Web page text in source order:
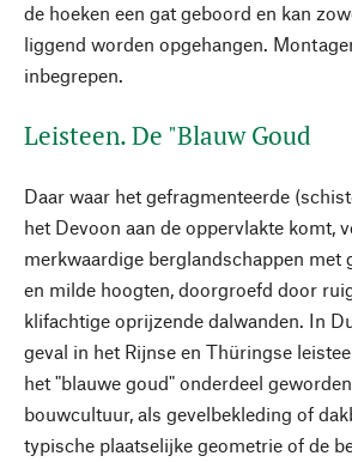
de hoeken een gat geboord en kan
liggend worden opgehangen.
inbegrepen.
Leisteen. De "Blauw Goud
Daar waar het gefragmenteerde
het Devoon aan de oppervlakte komt,
merkwaardige berglandschappen met
en milde hoogten, doorgroefd door
klifachtige oprijzende dalwanden. In
geval in het Rĳnse en Thüringse
het "blauwe goud" onderdeel
bouwcultuur, als gevelbekleding of
typische plaatselijke geometrie of de